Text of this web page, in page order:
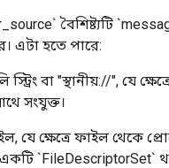
বৈশিষ্ট্যটি
এটা হতে পারে:
স্ট্রিং বা "স্থানীয়://", যে
সংযুক্ত।
যে ক্ষেত্রে ফাইল থেকে
একটি `FileDescriptorSet`